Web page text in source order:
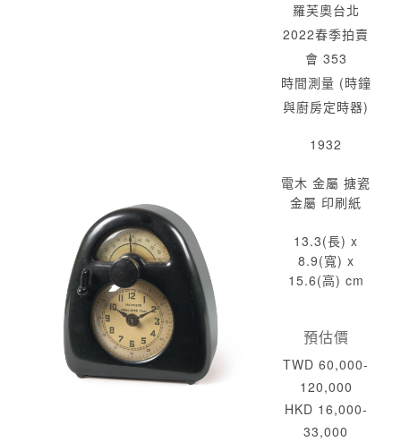
羅芙奧台北
2022春季拍賣
會 353
時間測量 (時鐘
與廚房定時器)
1932
電木 金屬 搪瓷
金屬 印刷紙
13.3(長) x
8.9(寬) x
15.6(高) cm
預估價
TWD 60,000-
120,000
HKD 16,000-
33,000